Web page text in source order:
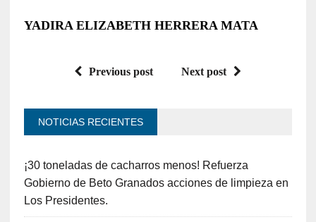
YADIRA ELIZABETH HERRERA MATA
Previous post Next post
NOTICIAS RECIENTES
¡30 toneladas de cacharros menos! Refuerza
Gobierno de Beto Granados acciones de limpieza en
Los Presidentes.